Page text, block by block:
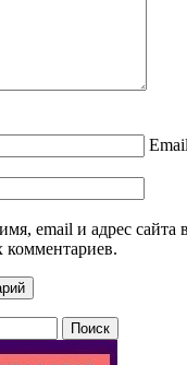
Email
email и адрес сайта